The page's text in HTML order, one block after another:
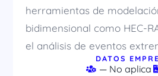
herramientas de
bidimensional como HEC-
el análisis de eventos
DATOS
— No aplica